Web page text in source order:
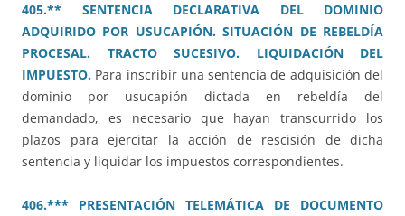
405.** SENTENCIA DECLARATIVA DEL DOMINIO
ADQUIRIDO POR USUCAPIÓN. SITUACIÓN DE REBELDÍA
PROCESAL. TRACTO SUCESIVO. LIQUIDACIÓN DEL
IMPUESTO. Para inscribir una sentencia de adquisición del
dominio por usucapión dictada en rebeldía del
demandado, es necesario que hayan transcurrido los
plazos para ejercitar la acción de rescisión de dicha
sentencia y liquidar los impuestos correspondientes.
406.*** PRESENTACIÓN TELEMÁTICA DE DOCUMENTO